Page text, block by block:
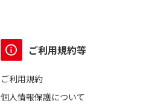
ご利用規約等
ご利用規約
個人情報保護について